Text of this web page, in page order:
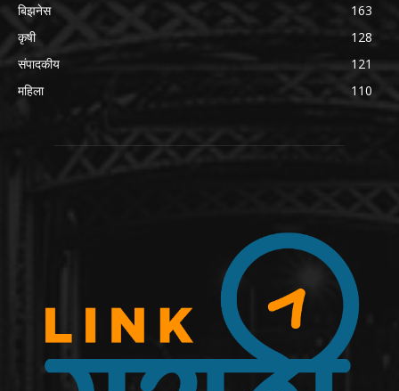
बिझनेस
163
कृषी
128
संपादकीय
121
महिला
110